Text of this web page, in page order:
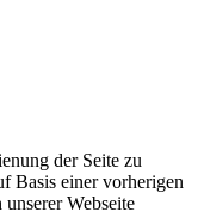
der Seite zu
Basis einer vorherigen
Webseite